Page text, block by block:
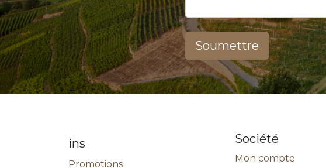
Soumettre
ins
Promotions
Société
Mon compte